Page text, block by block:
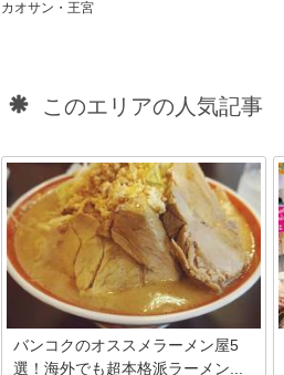
カオサン・王宮
このエリアの人気記事
バンコクのオススメラーメン屋5
選！海外でも超本格派ラーメン...